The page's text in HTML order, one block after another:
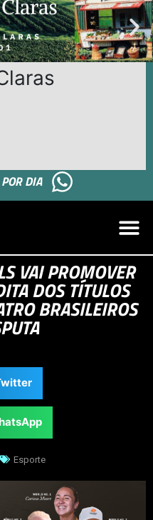
DIA
VAI PROMOVER
DOS TÍTULOS
BRASILEIROS
Esporte